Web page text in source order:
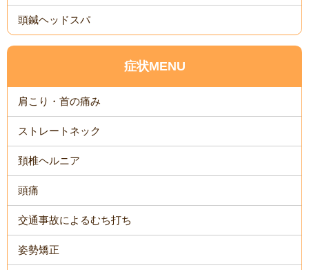
頭鍼ヘッドスパ
症状MENU
肩こり・首の痛み
ストレートネック
頚椎ヘルニア
頭痛
交通事故によるむち打ち
姿勢矯正